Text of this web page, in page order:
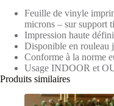
Feuille de vinyle
microns – sur support
Impression haute
Disponible en rouleau
Conforme à la norme
Usage INDOOR et
Produits similaires